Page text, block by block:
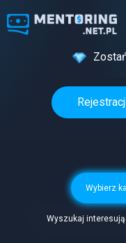
Wybierz
Wyszukaj